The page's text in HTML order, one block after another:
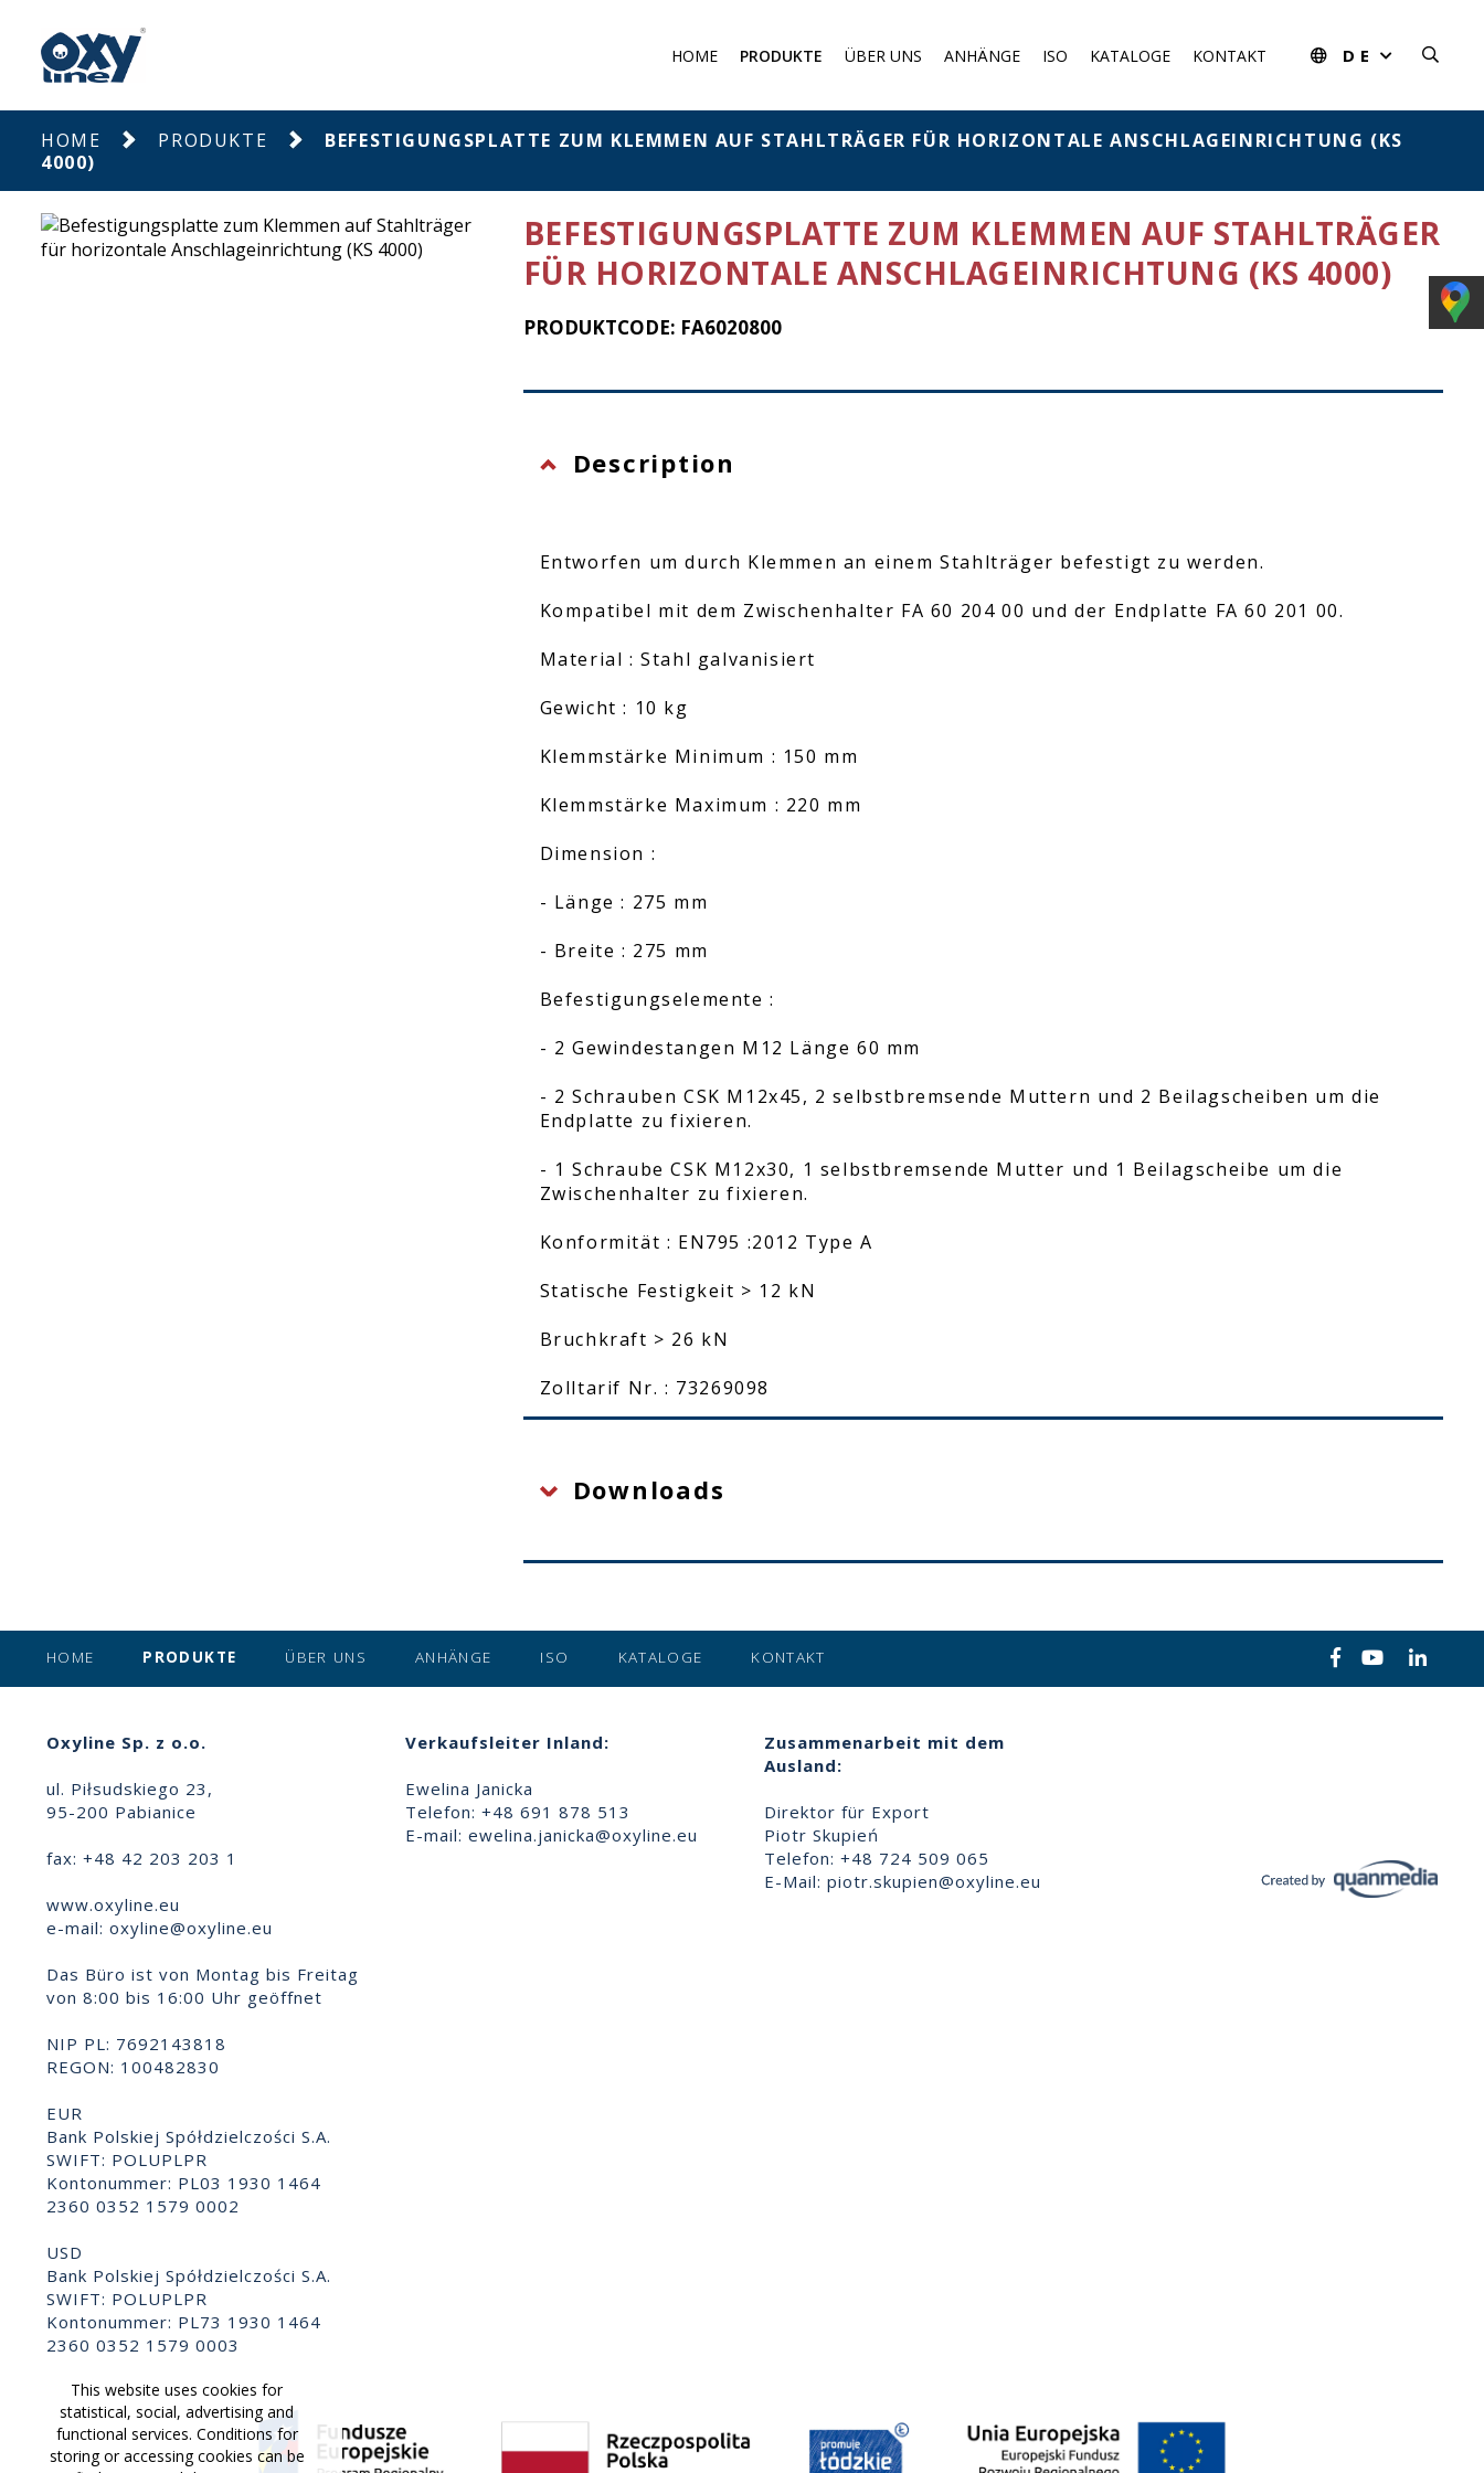
DE
HOME PRODUKTE
Staubmasken
Filter und Absorber
Chemischer Schutz
Schutz gegen Absturz aus
ÜBER UNS ANHÄNGE ISO KATALOGE KONTAKT
HOME PRODUKTE
BEFESTIGUNGSPLATTE ZUM KLEMMEN AUF STAHLTRÄGER FÜR HORIZONTALE ANSCHLAGEINRICHTUNG (KS
4000)
BEFESTIGUNGSPLATTE ZUM KLEMMEN AUF STAHLTRÄGER
FÜR HORIZONTALE ANSCHLAGEINRICHTUNG (KS 4000)
PRODUKTCODE: FA6020800
Description
Entworfen um durch Klemmen an einem Stahlträger befestigt zu werden.
Kompatibel mit dem Zwischenhalter FA 60 204 00 und der Endplatte FA 60 201 00.
Material : Stahl galvanisiert
Gewicht : 10 kg
Klemmstärke Minimum : 150 mm
Klemmstärke Maximum : 220 mm
Dimension :
- Länge : 275 mm
- Breite : 275 mm
Befestigungselemente :
- 2 Gewindestangen M12 Länge 60 mm
- 2 Schrauben CSK M12x45, 2 selbstbremsende Muttern und 2 Beilagscheiben um die
Endplatte zu fixieren.
- 1 Schraube CSK M12x30, 1 selbstbremsende Mutter und 1 Beilagscheibe um die
Zwischenhalter zu fixieren.
Konformität : EN795 :2012 Type A
Statische Festigkeit > 12 kN
Bruchkraft > 26 kN
Zolltarif Nr. : 73269098
Downloads
HOME PRODUKTE ÜBER UNS ANHÄNGE ISO KATALOGE KONTAKT
Oxyline Sp. z o.o.
ul. Piłsudskiego 23,
95-200 Pabianice
fax: +48 42 203 203 1
www.oxyline.eu
e-mail: oxyline@oxyline.eu
Das Büro ist von Montag bis Freitag
von 8:00 bis 16:00 Uhr geöffnet
NIP PL: 7692143818
REGON: 100482830
EUR
Bank Polskiej Spółdzielczości S.A.
SWIFT: POLUPLPR
Kontonummer: PL03 1930 1464
2360 0352 1579 0002
USD
Bank Polskiej Spółdzielczości S.A.
SWIFT: POLUPLPR
Kontonummer: PL73 1930 1464
2360 0352 1579 0003
Verkaufsleiter Inland:
Ewelina Janicka
Telefon: +48 691 878 513
E-mail: ewelina.janicka@oxyline.eu
Zusammenarbeit mit dem
Ausland:
Direktor für Export
Piotr Skupień
Telefon: +48 724 509 065
E-Mail: piotr.skupien@oxyline.eu
This website uses cookies for
statistical, social, advertising and
functional services. Conditions for
storing or accessing cookies can be